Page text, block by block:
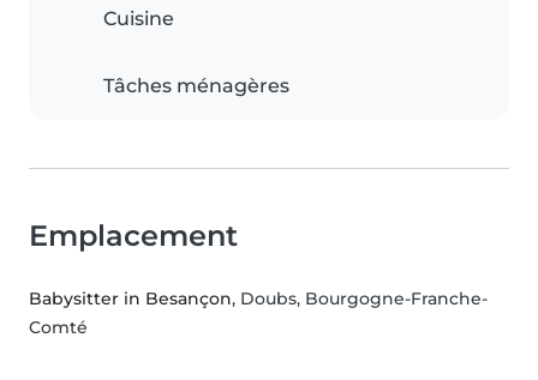
Cuisine
Tâches ménagères
Emplacement
Babysitter in Besançon, Doubs, Bourgogne-Franche-
Comté